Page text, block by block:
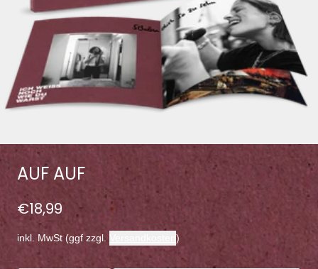
AUF AUF
€18,99
inkl. MwSt (ggf zzgl. )